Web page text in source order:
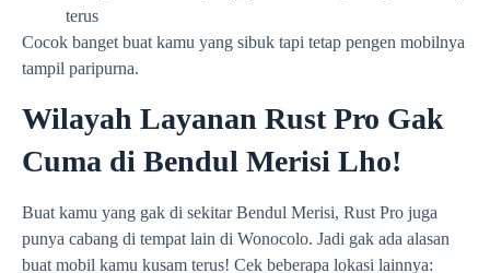
terus
Cocok banget buat kamu yang sibuk tapi tetap pengen mobilnya
tampil paripurna.
Wilayah Layanan Rust Pro Gak
Cuma di Bendul Merisi Lho!
Buat kamu yang gak di sekitar Bendul Merisi, Rust Pro juga
punya cabang di tempat lain di Wonocolo. Jadi gak ada alasan
buat mobil kamu kusam terus! Cek beberapa lokasi lainnya: